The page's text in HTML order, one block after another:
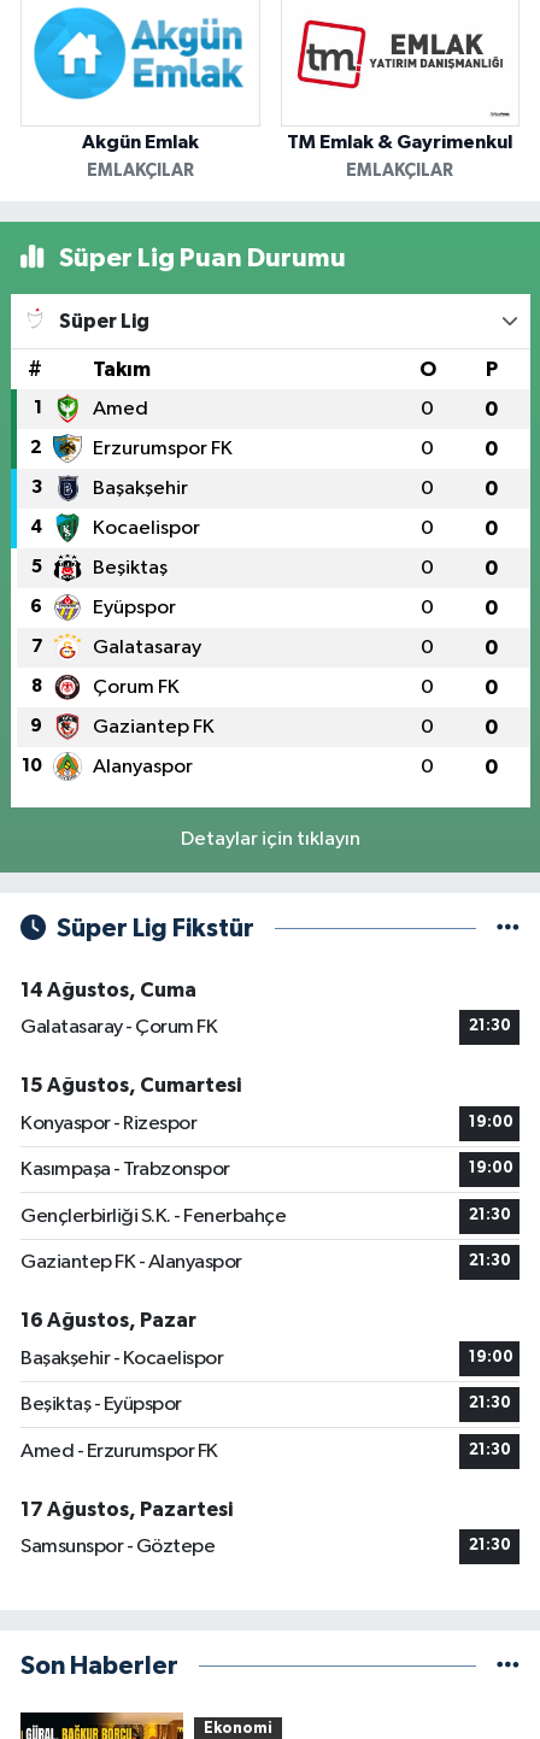
Akgün Emlak
EMLAKÇILAR
TM Emlak & Gayrimenkul
EMLAKÇILAR
Süper Lig Puan Durumu
Süper Lig
# Takım O P
1 Amed 0 0
2 Erzurumspor FK 0 0
3 Başakşehir 0 0
4 Kocaelispor 0 0
5 Beşiktaş 0 0
6 Eyüpspor 0 0
7 Galatasaray 0 0
8 Çorum FK 0 0
9 Gaziantep FK 0 0
10 Alanyaspor 0 0
Detaylar için tıklayın
Süper Lig Fikstür
14 Ağustos, Cuma
Galatasaray - Çorum FK
21:30
15 Ağustos, Cumartesi
Konyaspor - Rizespor
19:00
Kasımpaşa - Trabzonspor 19:00
Gençlerbirliği S.K. - Fenerbahçe 21:30
Gaziantep FK - Alanyaspor 21:30
16 Ağustos, Pazar
Başakşehir - Kocaelispor
19:00
Beşiktaş - Eyüpspor 21:30
Amed - Erzurumspor FK 21:30
17 Ağustos, Pazartesi
Samsunspor - Göztepe
21:30
Son Haberler
Ekonomi